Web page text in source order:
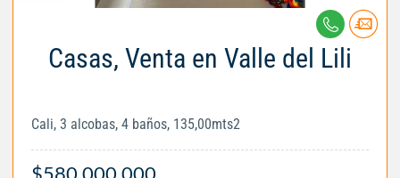
Casas, Venta en Valle del Lili
Cali, 3 alcobas, 4 baños, 135,00mts2
$580.000.000